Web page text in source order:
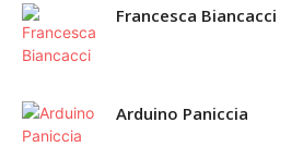
Francesca Biancacci
Arduino Paniccia